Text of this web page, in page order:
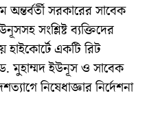
অন্তর্বর্তী সরকারের সাবেক
সংশ্লিষ্ট ব্যক্তিদের
হাইকোর্টে একটি রিট
মুহাম্মদ ইউনূস ও সাবেক
নিষেধাজ্ঞার নির্দেশনা